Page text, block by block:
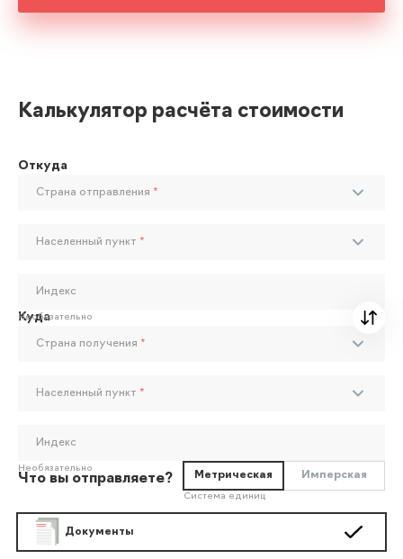
Калькулятор расчёта стоимости
Откуда
Страна отправления *
Населенный пункт *
Индекс
Необязательно
Куда
Страна получения *
Населенный пункт *
Индекс
Необязательно
Что вы отправляете? Метрическая Имперская
Система единиц
Документы